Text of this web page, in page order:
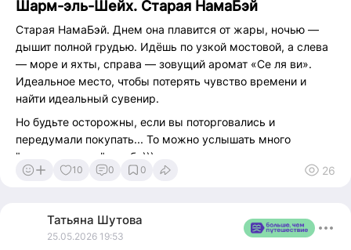
Для пар, семей с детьми, туристов, которые уже были на
Бали
🔸Атмосфера традиционной балийской деревни
🔸Полное уединение на собственной вилле
🔸Детский клуб и семейные активности
📆 17.06.2026 на 6 ночей, завтраки
💰 от 259 200 ₽*/чел.
момент публикации
Шарм-эль-Шейх. Старая НамаБэй
Старая НамаБэй. Днем она плавится от жары, ночью —
дышит полной грудью. Идёшь по узкой мостовой, а слева
— море и яхты, справа — зовущий аромат «Се ля ви».
Идеальное место, чтобы потерять чувство времени и
найти идеальный сувенир.
Но будьте осторожны, если вы поторговались и
передумали покупать... То можно услышать много
"приятных слов" о себе)))
#намабэй #шармэльшейх #египето #шопингвегипте
10 0 0 26
Татьяна Шутова
25.05.2026 19:53